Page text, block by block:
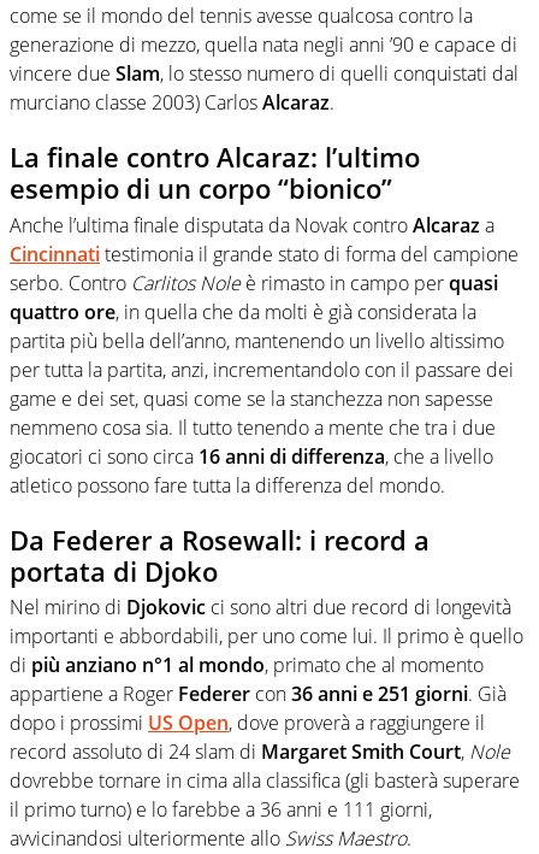
come se il mondo del tennis avesse qualcosa contro la
generazione di mezzo, quella nata negli anni ’90 e capace di
vincere due Slam, lo stesso numero di quelli conquistati dal
murciano classe 2003) CarlosAlcaraz.
La finale contro Alcaraz: l’ultimo
esempio di un corpo “bionico”
Anche l’ultima finale disputata da Novak controAlcaraza
Cincinnatitestimonia il grande stato di forma del campione
serbo. Contro Carlitos Noleè rimasto in campo perquasi
quattro ore, in quella che da molti è già considerata la
partita più bella dell’anno, mantenendo un livello altissimo
per tutta la partita, anzi, incrementandolo con il passare dei
game e dei set, quasi come se la stanchezza non sapesse
nemmeno cosa sia. Il tutto tenendo a mente che tra i due
giocatori ci sono circa 16 anni di differenza, che a livello
atletico possono fare tutta la differenza del mondo.
Da Federer a Rosewall: i record a
portata di Djoko
Nel mirino di Djokovic ci sono altri due record di longevità
importanti e abbordabili, per uno come lui. Il primo è quello
di più anziano n°1 al mondo, primato che al momento
appartiene a Roger Federer con36 anni e 251 giorni. Già
dopo i prossimi US Open, dove proverà a raggiungere il
record assoluto di 24 slam di MargaretSmith Court, Nole
dovrebbe tornare in cima alla classifica (gli basterà superare
il primo turno) e lo farebbe a 36 anni e 111 giorni,
avvicinandosi ulteriormente allo Swiss Maestro.